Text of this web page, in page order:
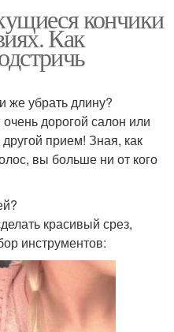
кончики
Как
же убрать длину?
дорогой салон или
прием! Зная, как
вы больше ни от кого
красивый срез,
инструментов: